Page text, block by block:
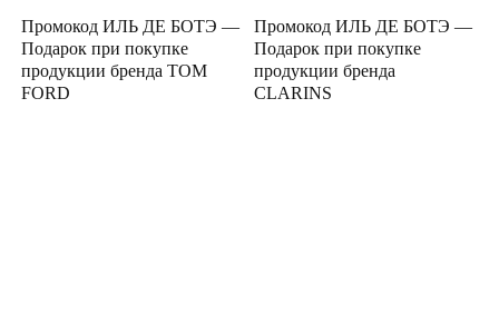
Промокод ИЛЬ ДЕ БОТЭ —
Подарок при покупке
продукции бренда TOM
FORD
Промокод ИЛЬ ДЕ БОТЭ —
Подарок при покупке
продукции бренда
CLARINS